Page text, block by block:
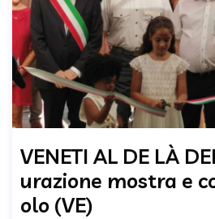
VENETI AL DE LÀ
urazione mostra e
olo (VE)